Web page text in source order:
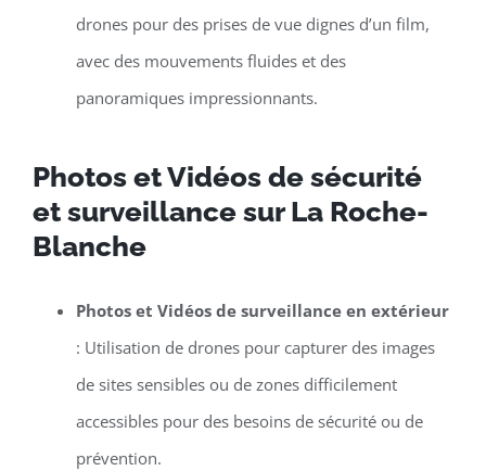
drones pour des prises de vue dignes d’un film,
avec des mouvements fluides et des
panoramiques impressionnants.
Photos et Vidéos de sécurité
et surveillance sur La Roche-
Blanche
Photos et Vidéos de surveillance en extérieur
: Utilisation de drones pour capturer des images
de sites sensibles ou de zones difficilement
accessibles pour des besoins de sécurité ou de
prévention.